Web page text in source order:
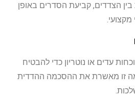
הצדדים, קביעת הסדרים באופן
מקצועי.
עדים או נוטריון כדי להבטיח
זו מאשרת את ההסכמה ההדדית